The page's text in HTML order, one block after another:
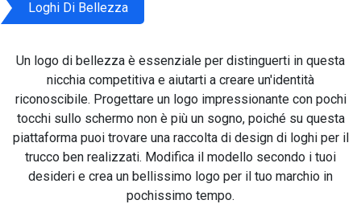
Loghi Di Bellezza
Un logo di bellezza è essenziale per distinguerti in questa
nicchia competitiva e aiutarti a creare un'identità
riconoscibile. Progettare un logo impressionante con pochi
tocchi sullo schermo non è più un sogno, poiché su questa
piattaforma puoi trovare una raccolta di design di loghi per il
trucco ben realizzati. Modifica il modello secondo i tuoi
desideri e crea un bellissimo logo per il tuo marchio in
pochissimo tempo.